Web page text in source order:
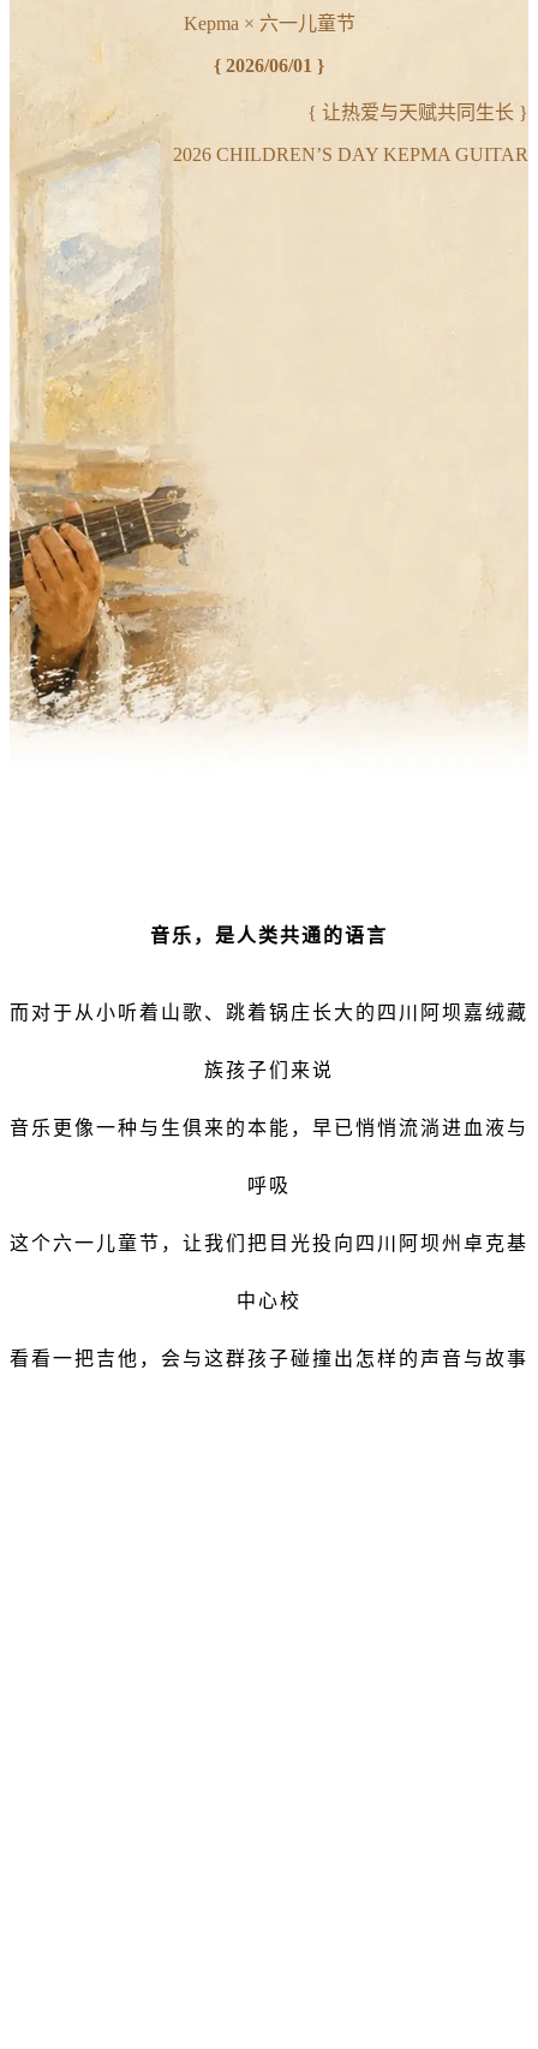
Kepma × 六一儿童节
{ 2026/06/01 }
{ 让热爱与天赋共同生长 }
2026 CHILDREN’S DAY KEPMA GUITAR
音乐，是人类共通的语言
而对于从小听着山歌、跳着锅庄长大的四川阿坝嘉绒藏
族孩子们来说
音乐更像一种与生俱来的本能，早已悄悄流淌进血液与
呼吸
这个六一儿童节，让我们把目光投向四川阿坝州卓克基
中心校
看看一把吉他，会与这群孩子碰撞出怎样的声音与故事